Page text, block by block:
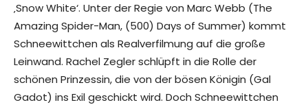
‚Snow White‘. Unter der Regie von Marc Webb (The
Amazing Spider-Man, (500) Days of Summer) kommt
Schneewittchen als Realverfilmung auf die große
Leinwand. Rachel Zegler schlüpft in die Rolle der
schönen Prinzessin, die von der bösen Königin (Gal
Gadot) ins Exil geschickt wird. Doch Schneewittchen